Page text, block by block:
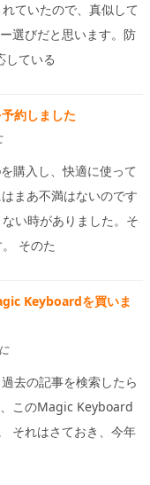
ていたので、真似して
選びだと思います。防
ている
約しました
購入し、快適に使って
まあ不満はないのです
い時がありました。そ
そのた
Keyboardを買いま
去の記事を検索したら
このMagic Keyboard
それはさておき、今年